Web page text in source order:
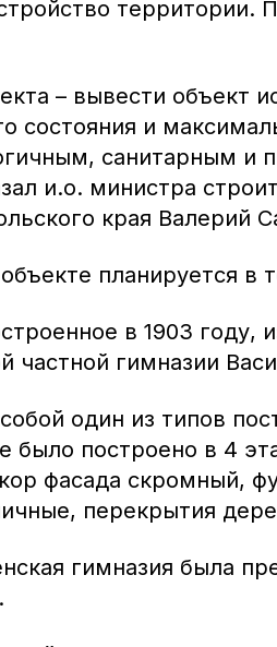
территории.
– вывести объект
состояния и
санитарным и
и.о. министра
края Валерий
планируется в
в 1903 году,
частной гимназии
один из типов
было построено в 4
фасада скромный,
перекрытия
гимназия была